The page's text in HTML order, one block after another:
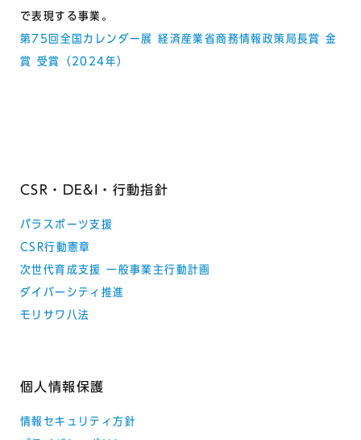
で表現する事業。
第75回全国カレンダー展 経済産業省商務情報政策局長賞 金
賞 受賞（2024年）
CSR・DE&I・⾏動指針
パラスポーツ支援
CSR行動憲章
次世代育成支援 一般事業主行動計画
ダイバーシティ推進
モリサワ八法
個人情報保護
情報セキュリティ方針